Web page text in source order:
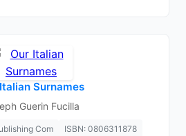
Surnames
Guerin Fucilla
Com ISBN: 0806311878